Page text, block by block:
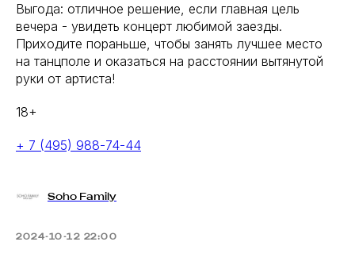
Выгода: отличное решение, если главная цель
вечера - увидеть концерт любимой заезды.
Приходите пораньше, чтобы занять лучшее место
на танцполе и оказаться на расстоянии вытянутой
руки от артиста!
18+
+ 7 (495) 988-74-44
Soho Family
2024-10-12 22:00